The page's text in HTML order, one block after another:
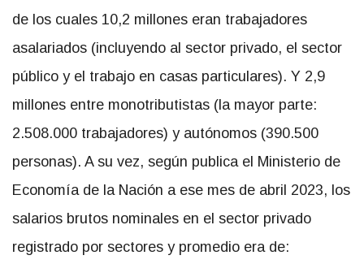
de los cuales 10,2 millones eran trabajadores
asalariados (incluyendo al sector privado, el sector
público y el trabajo en casas particulares). Y 2,9
millones entre monotributistas (la mayor parte:
2.508.000 trabajadores) y autónomos (390.500
personas). A su vez, según publica el Ministerio de
Economía de la Nación a ese mes de abril 2023, los
salarios brutos nominales en el sector privado
registrado por sectores y promedio era de: